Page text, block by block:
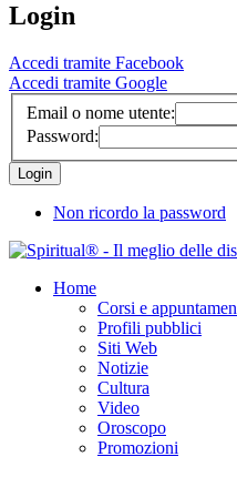
Login
Accedi tramite Facebook
Accedi tramite Google
Email o nome utente:
Password:
Non ricordo la password
Home
Corsi e
Profili pubblici
Siti Web
Notizie
Cultura
Video
Oroscopo
Promozioni